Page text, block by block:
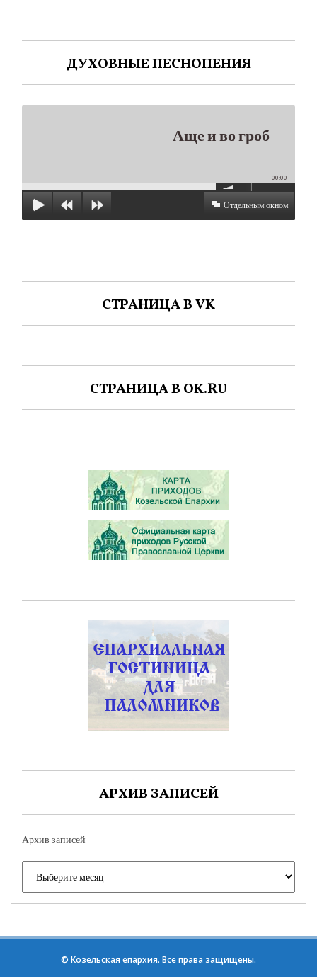
ДУХОВНЫЕ ПЕСНОПЕНИЯ
Аще и во гроб
00:00
Отдельным окном
СТРАНИЦА В VK
СТРАНИЦА В OK.RU
АРХИВ ЗАПИСЕЙ
Архив записей
© Козельская епархия. Все права защищены.